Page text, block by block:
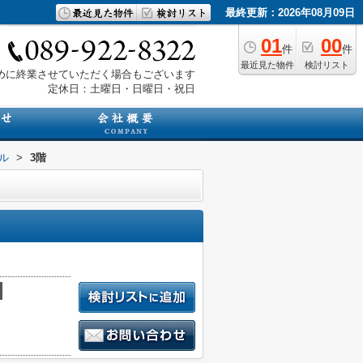
最終更新：2026年08月09日
01件
最近見た物件
00件
検討リスト
終業させていただく場合もございます
定休日：土曜日・日曜日・祝日
> 3階